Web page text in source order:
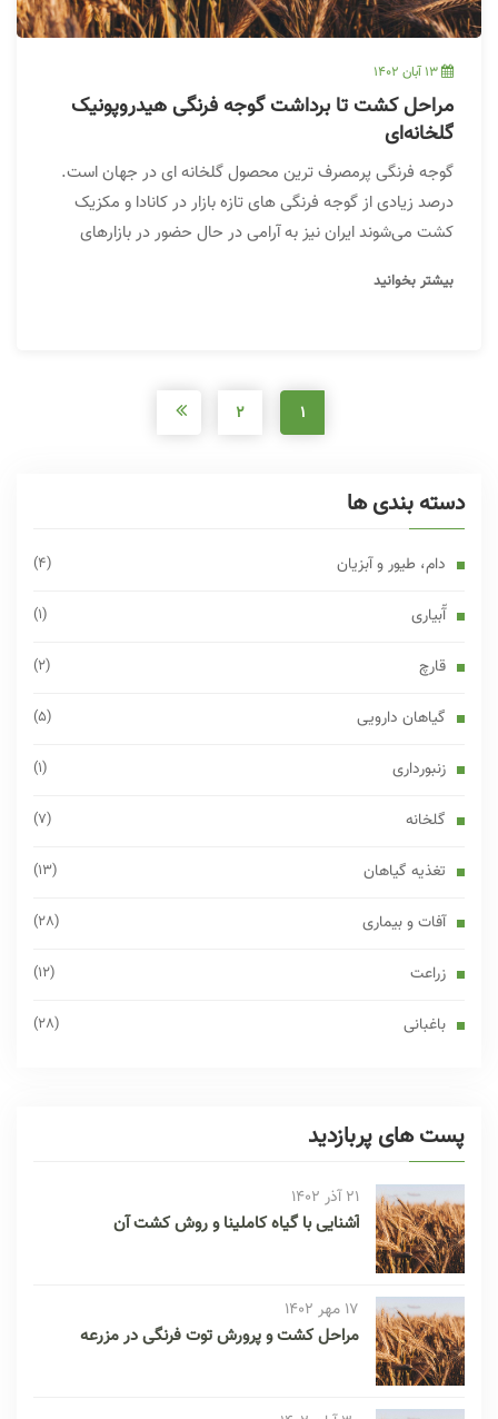
دسته بندی ها
دام، طیور و آبزیان (4)
آّبیاری (1)
قارچ (2)
گیاهان دارویی (5)
زنبورداری (1)
گلخانه (7)
تغذیه گیاهان (13)
آفات و بیماری (28)
زراعت (12)
باغبانی (28)
پست های پربازدید
21 آذر 1402
آشنایی با گیاه کاملینا و روش کشت آن
17 مهر 1402
مراحل کشت و پرورش توت فرنگی در مزرعه
13 آبان 1402
مراحل کشت تا برداشت گوجه فرنگی هیدروپونیک
گلخانه‌ای
گوجه فرنگی پرمصرف ترین محصول گلخانه ای در جهان است.
درصد زیادی از گوجه فرنگی های تازه بازار در کانادا و مکزیک
کشت می‌شوند ایران نیز به آرامی در حال حضور در بازارهای
گوجه فرنگی در گلخانه از ارقام نا محدود و پربار است. در این
بیشتر بخوانید
1
2